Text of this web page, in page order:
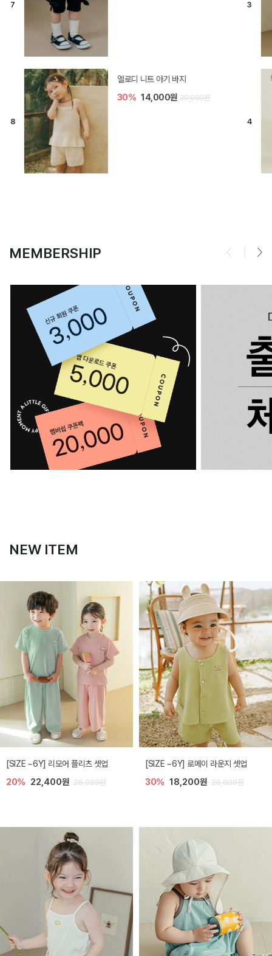
엘로디 니트 아기 바지
30% 14,000원 20,000원
MEMBERSHIP
NEW ITEM
[SIZE ~6Y] 리모어 플리츠 셋업
20% 22,400원 28,000원
[SIZE ~6Y] 로메이 라운지 셋업
30% 18,200원 26,000원